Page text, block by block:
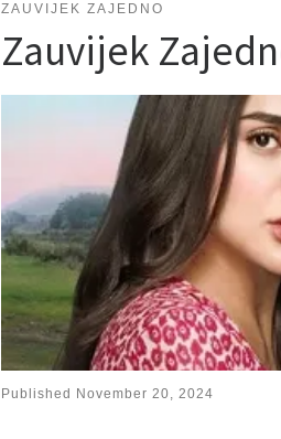
ZAUVIJEK ZAJEDNO
Zauvijek
Published November 20, 2024